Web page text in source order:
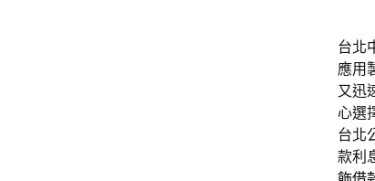
台北
應用
又迅
心選
台北
款利